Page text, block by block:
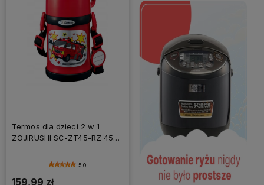
Termos dla dzieci 2 w 1
ZOJIRUSHI SC-ZT45-RZ 450
5.0
159,99 zł